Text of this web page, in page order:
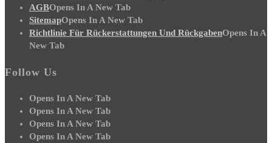
AGBOpens In A New Tab
SitemapOpens In A New Tab
Richtlinie Für Rückerstattungen Und RückgabenOpens In A
New Tab
Follow Us
Opens In A New Tab
Opens In A New Tab
Opens In A New Tab
Opens In A New Tab